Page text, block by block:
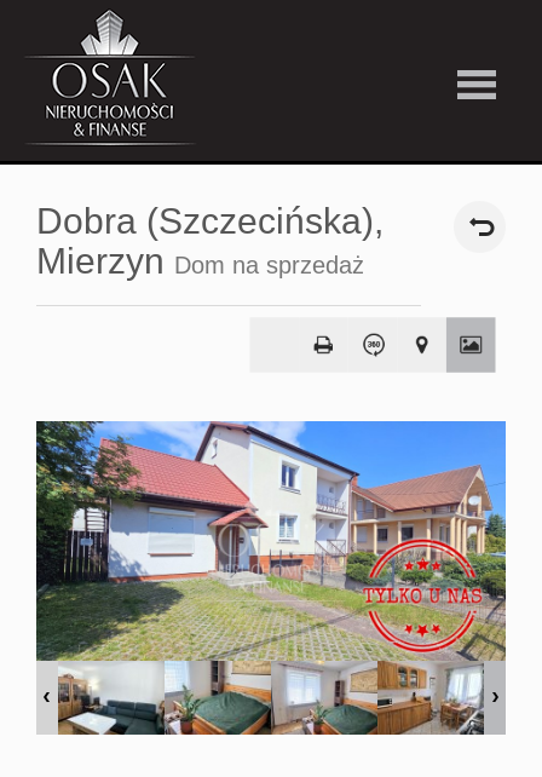
Kup
Strefa
Firma
Kontakt
Dobra (Szczecińska),
Mierzyn Dom na sprzedaż